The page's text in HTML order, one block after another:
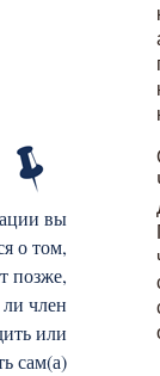
вы
о том,
позже,
член
или
сам(а)